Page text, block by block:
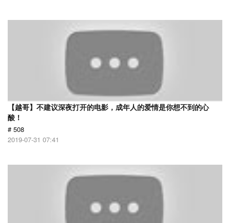
【越哥】不建议深夜打开的电影，成年人的爱情是你想不到的心
酸！
# 508
2019-07-31 07:41